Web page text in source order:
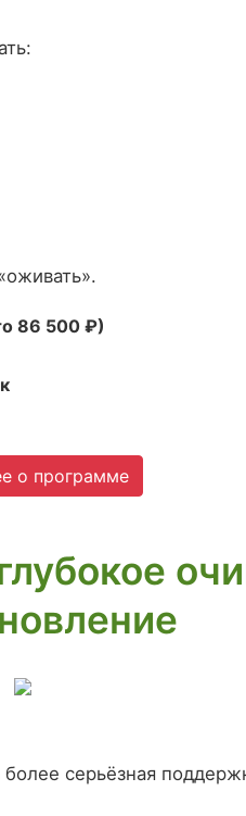
86 500 ₽)
о программе
серьёзная